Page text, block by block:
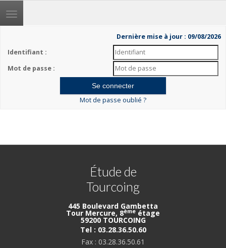
Toggle
navigation
Dernière mise à jour : 09/08/2026
Identifiant :
Mot de passe :
Mot de passe oublié ?
Étude de
Tourcoing
445 Boulevard Gambetta
Tour Mercure, 8ème étage
59200 TOURCOING
Tel : 03.28.36.50.60
Fax : 03.28.36.50.61